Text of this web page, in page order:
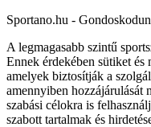
Sportano.hu -
A legmagasabb szintű
Ennek érdekében sütiket
amelyek biztosítják a
amennyiben hozzájárulását
szabási célokra is
szabott tartalmak és